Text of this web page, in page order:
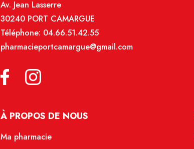
Av. Jean Lasserre
30240 PORT CAMARGUE
Téléphone: 04.66.51.42.55
pharmacieportcamargue@gmail.com
À PROPOS DE NOUS
Ma pharmacie